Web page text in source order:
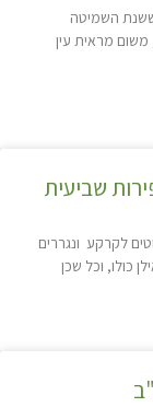
השמיטה
מראית עין
שביעית
לקרקע ונגררים
כולו, וכל שכן